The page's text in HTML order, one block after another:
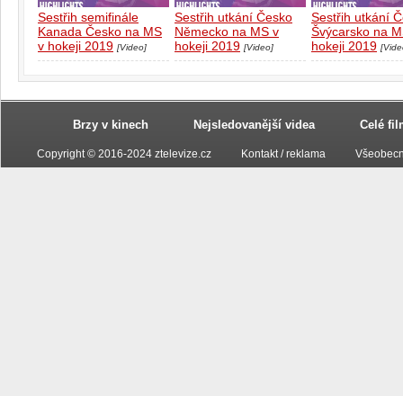
Sestřih semifinále
Kanada Česko na MS
v hokeji 2019 [Video]
Sestřih utkání Česko
Německo na MS v
hokeji 2019 [Video]
Sestřih utkání
Švýcarsko na
hokeji 2019
Brzy v kinech Nejsledovanější videa Celé
Copyright © 2016-2024 ztelevize.cz Kontakt / reklama